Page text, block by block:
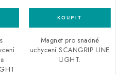
Magnet pro snadné
uchycení SCANGRIP LINE
LIGHT.